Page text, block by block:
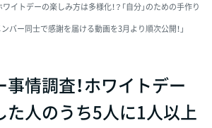
イトデーの楽しみ方は多様化！？「自分」のための手作り
バー同士で感謝を届ける動画を3月より順次公開！」
情調査！ホワイトデー
た人のうち5人に1人以上